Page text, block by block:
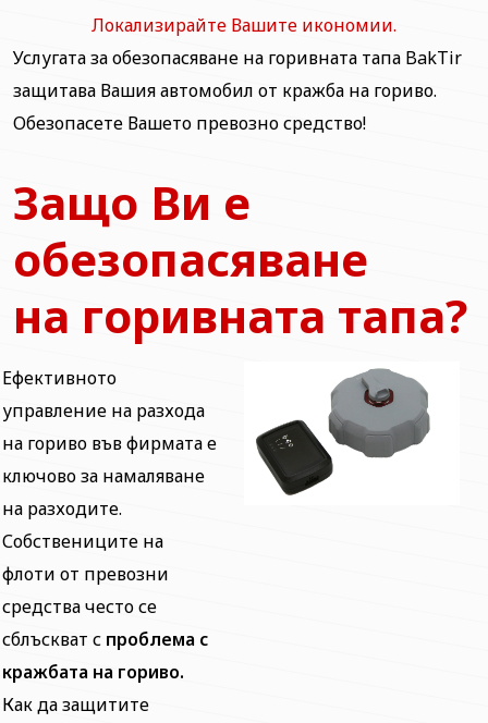
Локализирайте Вашите икономии.
Услугата за обезопасяване на горивната тапа BakTir
защитава Вашия автомобил от кражба на гориво.
Обезопасете Вашето превозно средство!
Защо Ви е
обезопасяване
на горивната тапа?
Ефективното
управление на разхода
на гориво във фирмата е
ключово за намаляване
на разходите.
Собствениците на
флоти от превозни
средства често се
сблъскват с проблема с
кражбата на гориво.
Как да защитите